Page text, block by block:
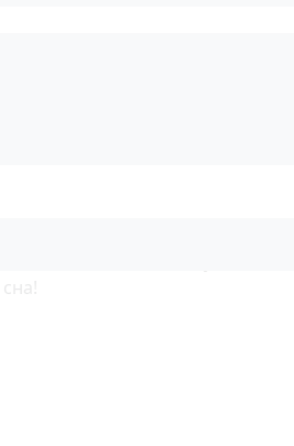
внешний вид, но и